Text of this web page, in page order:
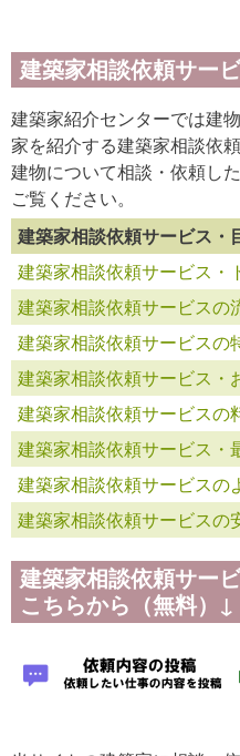
建築家相談依頼サー
建築家紹介センターでは建
家を紹介する建築家相談依
建物について相談・依頼し
ご覧ください。
建築家相談依頼サービス・
建築家相談依頼サービス・
建築家相談依頼サービスの
建築家相談依頼サービスの
建築家相談依頼サービス・
建築家相談依頼サービスの
建築家相談依頼サービス・
建築家相談依頼サービスの
建築家相談依頼サービスの
建築家相談依頼サー
こちらから（無料）↓